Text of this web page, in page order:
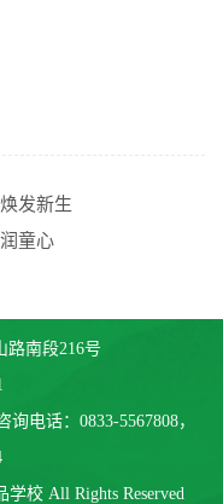
发新生
童心
路南段216号
电话：0833-5567808，
校 All Rights Reserved